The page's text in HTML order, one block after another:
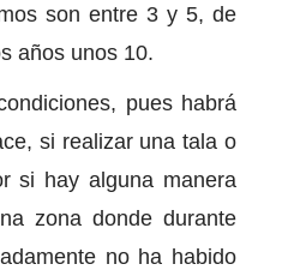
son entre 3 y 5, de
años unos 10.
pues habrá
si realizar una tala o
si hay alguna manera
zona donde durante
no ha habido